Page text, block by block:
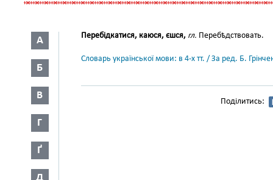
А
Б
В
Г
Ґ
Перебідкатися, каюся, єшся, гл. Перебѣдствовать.
Словарь української мови: в 4-х тт. / За ред. Б.
Поділитись: